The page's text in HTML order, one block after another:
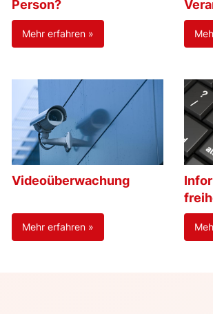
Person?
Mehr erfahren »
Videoüberwachung
Mehr erfahren »